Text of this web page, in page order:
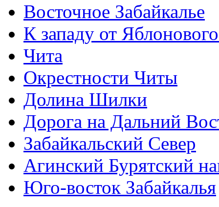
Восточное Забайкалье
К западу от
Чита
Окрестности Читы
Долина Шилки
Дорога на Дальний
Забайкальский Север
Агинский Бурятский
Юго-восток Забайкалья